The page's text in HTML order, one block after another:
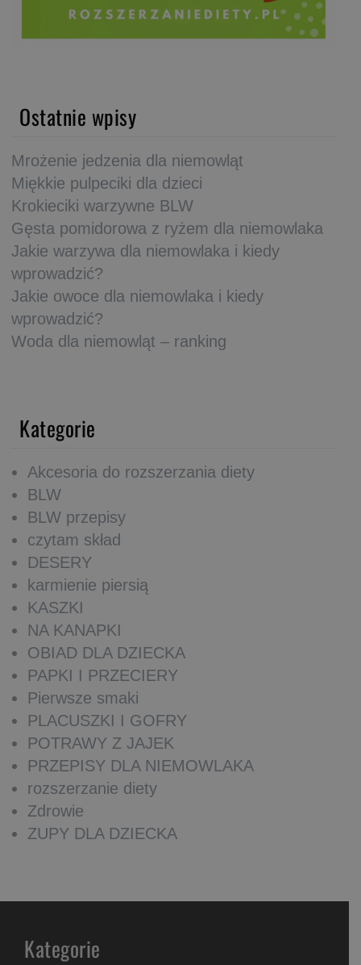
Ostatnie wpisy
Mrożenie jedzenia dla niemowląt
Miękkie pulpeciki dla dzieci
Krokieciki warzywne BLW
Gęsta pomidorowa z ryżem dla niemowlaka
Jakie warzywa dla niemowlaka i kiedy
wprowadzić?
Jakie owoce dla niemowlaka i kiedy
wprowadzić?
Woda dla niemowląt – ranking
Kategorie
Akcesoria do rozszerzania diety
BLW
BLW przepisy
czytam skład
DESERY
karmienie piersią
KASZKI
NA KANAPKI
OBIAD DLA DZIECKA
PAPKI I PRZECIERY
Pierwsze smaki
PLACUSZKI I GOFRY
POTRAWY Z JAJEK
PRZEPISY DLA NIEMOWLAKA
rozszerzanie diety
Zdrowie
ZUPY DLA DZIECKA
Kategorie